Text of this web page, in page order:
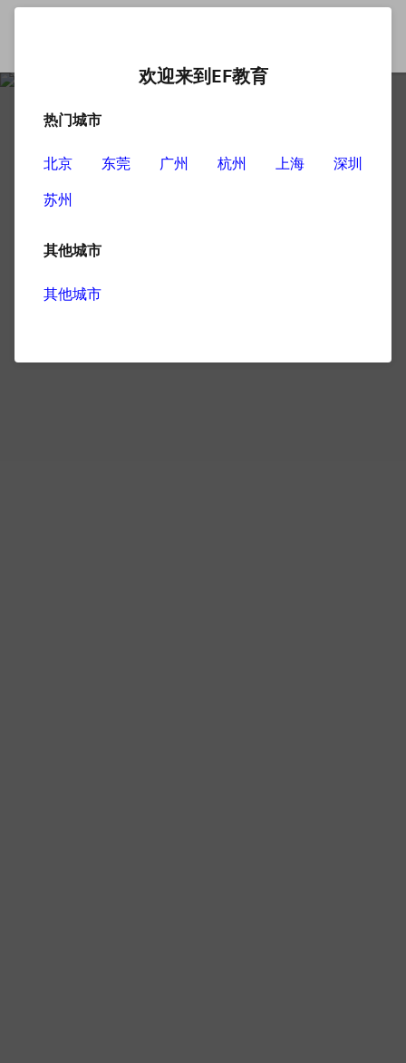
欢迎来到EF教育
热门城市
北京 东莞 广州 杭州 上海
深圳
苏州
其他城市
其他城市